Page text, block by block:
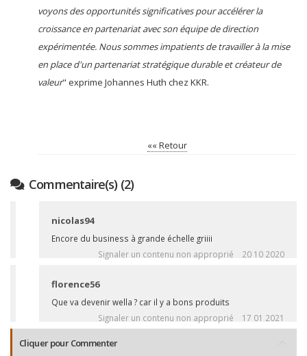
voyons des opportunités significatives pour accélérer la
croissance en partenariat avec son équipe de direction
expérimentée. Nous sommes impatients de travailler à la mise
en place d'un partenariat stratégique durable et créateur de
valeur" exprime Johannes Huth chez KKR.
«« Retour
Commentaire(s) (2)
nicolas94
Encore du business à grande échelle griiii
Signaler un contenu non approprié 20 10 2020
florence56
Que va devenir wella ? car il y a bons produits
Signaler un contenu non approprié 17 01 2021
Cliquer pour Commenter